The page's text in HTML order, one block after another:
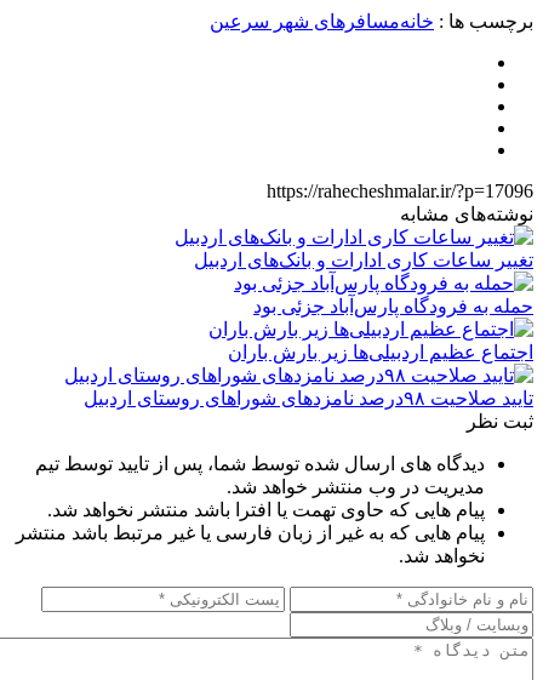
برچسب ها : خانه‌مسافرهای شهر سرعین
https://rahecheshmalar.ir/?p=17096
نوشته‌های مشابه
تغییر ساعات کاری ادارات و بانک‌های اردبیل
حمله به فرودگاه پارس‌‌آباد جزئی بود
اجتماع عظیم اردبیلی‌ها زیر بارش باران
تایید صلاحیت ۹۸درصد نامزدهای شوراهای روستای اردبیل
ثبت نظر
دیدگاه های ارسال شده توسط شما، پس از تایید توسط تیم
مدیریت در وب منتشر خواهد شد.
پیام هایی که حاوی تهمت یا افترا باشد منتشر نخواهد شد.
پیام هایی که به غیر از زبان فارسی یا غیر مرتبط باشد منتشر
نخواهد شد.